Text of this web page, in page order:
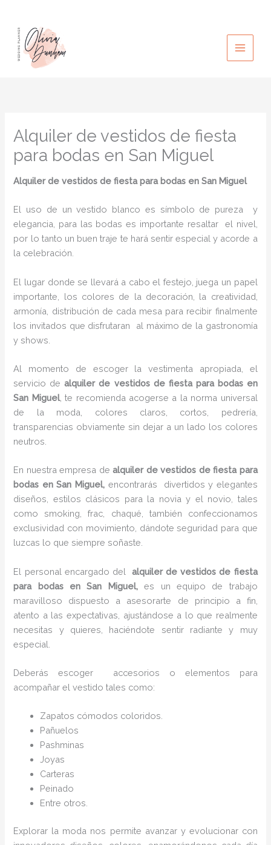
contenido
Alquiler de vestidos de fiesta
para bodas en San Miguel
Alquiler de vestidos de fiesta para bodas en San Miguel
El uso de un vestido blanco es símbolo de pureza y
elegancia, para las bodas es importante resaltar el nivel,
por lo tanto un buen traje te hará sentir especial y acorde a
la celebración.
El lugar donde se llevará a cabo el festejo, juega un papel
importante, los colores de la decoración, la creatividad,
armonía, distribución de cada mesa para recibir finalmente
los invitados que disfrutaran al máximo de la gastronomía
y shows.
Al momento de escoger la vestimenta apropiada, el
servicio dealquiler de vestidos de fiesta para bodas en
San Miguel, te recomienda acogerse a la norma universal
de la moda, colores claros, cortos, pedrería,
transparencias obviamente sin dejar a un lado los colores
neutros.
En nuestra empresa dealquiler de vestidos de fiesta para
bodas en San Miguel, encontrarás
divertidos y elegantes
diseños, estilos clásicos para la novia y el novio, tales
como smoking, frac, chaqué, también confeccionamos
exclusividad con movimiento, dándote seguridad para que
luzcas lo que siempre soñaste.
El personal encargado delalquiler de vestidos de fiesta
para bodas en San Miguel,es un equipo de trabajo
maravilloso dispuesto a asesorarte de principio a fin,
atento a las expectativas, ajustándose a lo que realmente
necesitas y quieres, haciéndote sentir radiante y muy
especial.
Deberás escoger accesorios o elementos para
acompañar el vestido tales como:
Zapatos cómodos coloridos.
Pañuelos
Pashminas
Joyas
Carteras
Peinado
Entre otros.
Explorar la moda nos permite avanzar y evolucionar con